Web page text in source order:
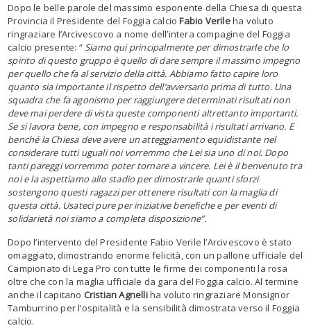
Dopo le belle parole del massimo esponente della Chiesa di questa
Provincia il Presidente del Foggia calcioFabio Verileha voluto
ringraziare l’Arcivescovo a nome dell’intera compagine del Foggia
calcio presente: “Siamo qui principalmente per dimostrarle che lo
spirito di questo gruppo è quello di dare sempre il massimo impegno
per quello che fa al servizio della città. Abbiamo fatto capire loro
quanto sia importante il rispetto dell’avversario prima di tutto. Una
squadra che fa agonismo per raggiungere determinati risultati non
deve mai perdere di vista queste componenti altrettanto importanti.
Se si lavora bene, con impegno e responsabilità i risultati arrivano. E
benché la Chiesa deve avere un atteggiamento equidistante nel
considerare tutti uguali noi vorremmo che Lei sia uno di noi. Dopo
tanti pareggi vorremmo poter tornare a vincere. Lei è il benvenuto tra
noi e la aspettiamo allo stadio per dimostrarle quanti sforzi
sostengono questi ragazzi per ottenere risultati con la maglia di
questa città. Usateci pure per iniziative benefiche e per eventi di
solidarietà noi siamo a completa disposizione”.
Dopo l’intervento del Presidente Fabio Verile l’Arcivescovo è stato
omaggiato, dimostrando enorme felicità, con un pallone ufficiale del
Campionato di Lega Pro con tutte le firme dei componenti la rosa
oltre che con la maglia ufficiale da gara del Foggia calcio. Al termine
anche il capitano Cristian Agnelliha voluto ringraziare Monsignor
Tamburrino per l’ospitalità e la sensibilità dimostrata verso il Foggia
calcio.